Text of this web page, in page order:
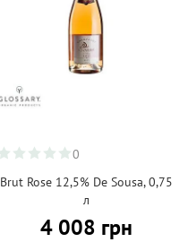
0
Brut Rose 12,5% De Sousa, 0,75
л
4 008 грн